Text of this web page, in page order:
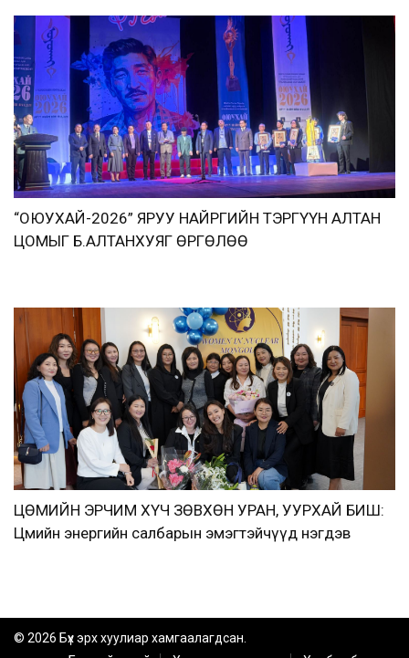
“ОЮУХАЙ-2026” ЯРУУ НАЙРГИЙН ТЭРГҮҮН АЛТАН
ЦОМЫГ Б.АЛТАНХУЯГ ӨРГӨЛӨӨ
ЦӨМИЙН ЭРЧИМ ХҮЧ ЗӨВХӨН УРАН, УУРХАЙ БИШ:
Цөмийн энергийн салбарын эмэгтэйчүүд нэгдэв
© 2026 Бүх эрх хуулиар хамгаалагдсан.